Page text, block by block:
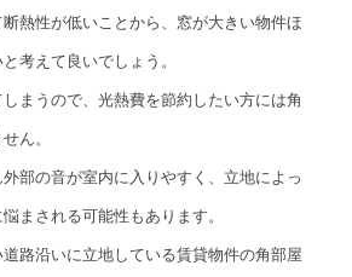
熱性が低いことから、窓が大きい物件ほ
考えて良いでしょう。
まうので、光熱費を節約したい方には角
ん。
部の音が室内に入りやすく、立地によっ
まされる可能性もあります。
路沿いに立地している賃貸物件の角部屋